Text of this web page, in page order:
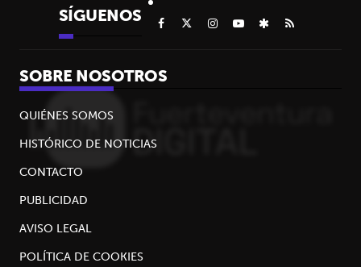
SÍGUENOS
SOBRE NOSOTROS
QUIÉNES SOMOS
HISTÓRICO DE NOTICIAS
CONTACTO
PUBLICIDAD
AVISO LEGAL
POLÍTICA DE COOKIES